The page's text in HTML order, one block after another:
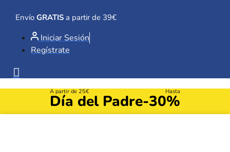
contenido
Envío GRATIS a partir de 39€
Iniciar Sesión
Regístrate
A partir de 25€
Día del Padre
Hasta
-30%